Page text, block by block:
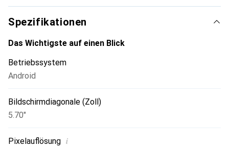
Spezifikationen
Das Wichtigste auf einen Blick
Betriebssystem
Android
Bildschirmdiagonale (Zoll)
5.70"
Pixelauflösung i